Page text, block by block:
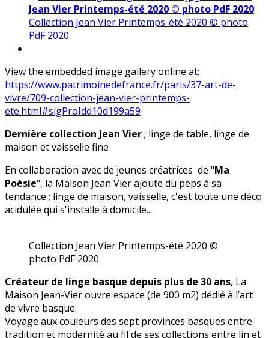
Jean Vier Printemps-été 2020 © photo PdF 2020
Collection Jean Vier Printemps-été 2020 © photo
PdF 2020
View the embedded image gallery online at:
https://www.patrimoinedefrance.fr/paris/37-art-de-
vivre/709-collection-jean-vier-printemps-
ete.html#sigProIdd10d199a59
Dernière collection Jean Vier; linge de table, linge de
maison et vaisselle fine
En collaboration avec de jeunes créatrices de "Ma
Poésie", la Maison Jean Vier ajoute du peps à sa
tendance ; linge de maison, vaisselle, c'est toute une déco
acidulée qui s'installe à domicile...
Collection Jean Vier Printemps-été 2020 ©
photo PdF 2020
Créateur de linge basque depuis plus de 30 ans, La
Maison Jean-Vier ouvre espace (de 900 m2) dédié à l’art
de vivre basque.
Voyage aux couleurs des sept provinces basques entre
tradition et modernité au fil de ses collections entre lin et